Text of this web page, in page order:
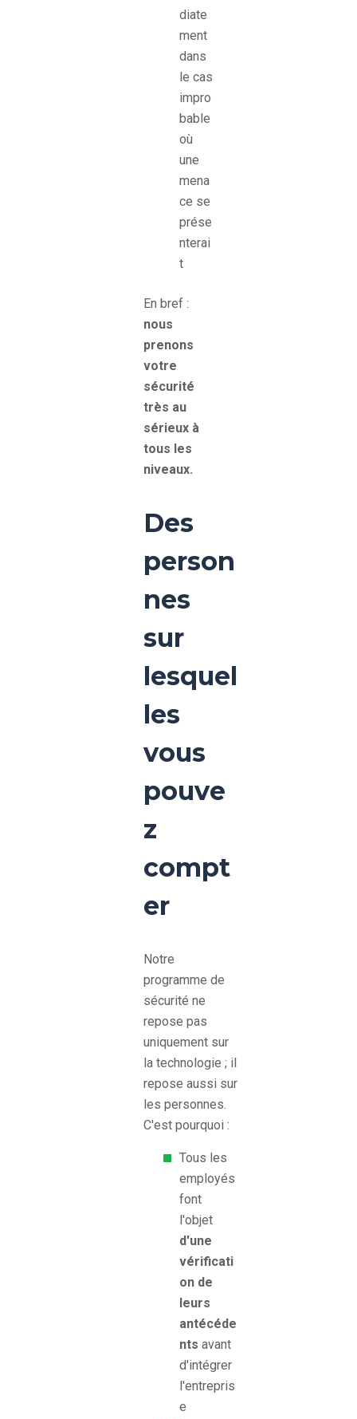
diate
ment
dans
le cas
impro
bable
où
une
mena
ce se
prése
nterai
t
En bref :
nous
prenons
votre
sécurité
très au
sérieux à
tous les
niveaux.
Des
person
nes
sur
lesquel
les
vous
pouve
z
compt
er
Notre
programme de
sécurité ne
repose pas
uniquement sur
la technologie ; il
repose aussi sur
les personnes.
C'est pourquoi :
Tous les
employés
font
l'objet
d'une
vérificati
on de
leurs
antécéde
nts avant
d'intégrer
l'entrepris
e